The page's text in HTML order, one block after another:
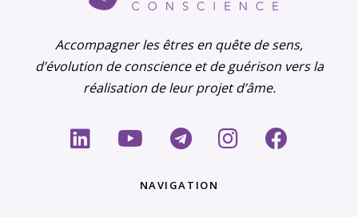
Accompagner les êtres en quête de sens,
d’évolution de conscience et de guérison vers la
réalisation de leur projet d’âme.
NAVIGATION